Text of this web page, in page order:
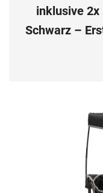
inklusive
Schwarz –